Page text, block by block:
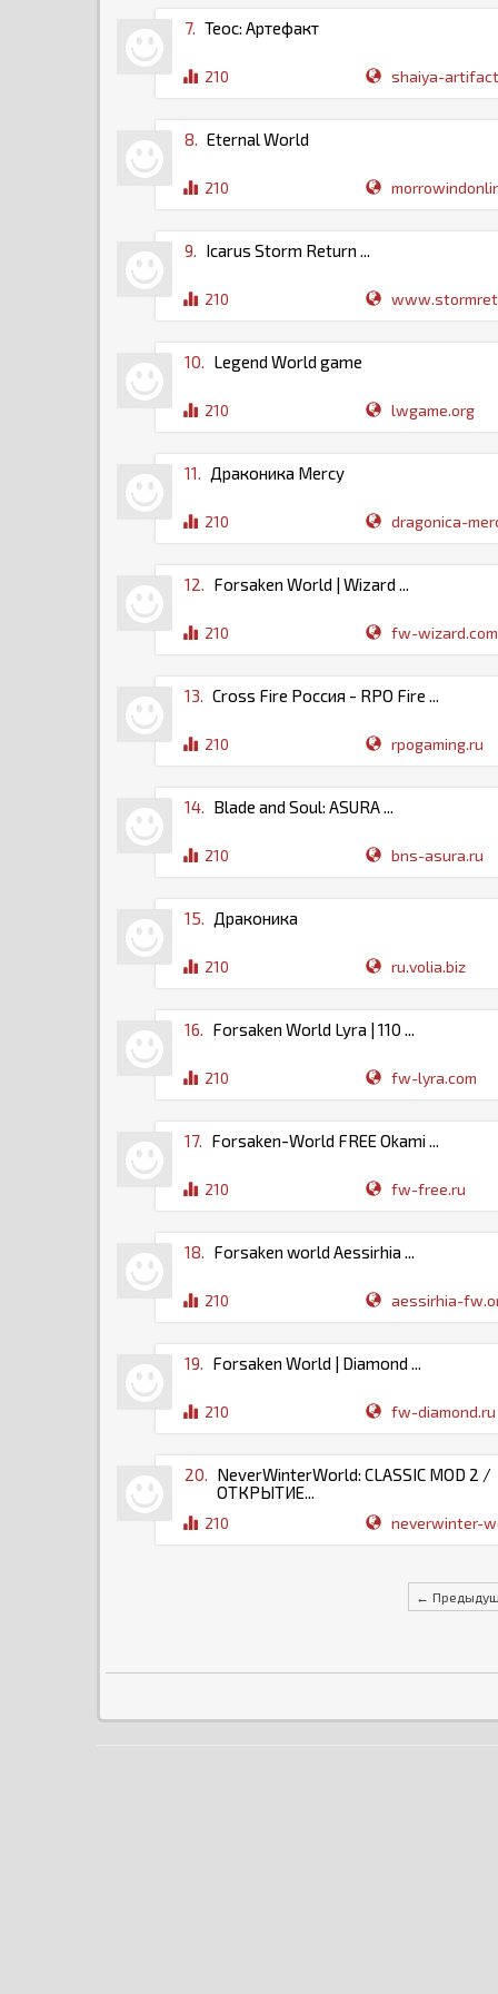
7. Теос: Артефакт
210 shaiya-
8. Eternal World
210
9. Icarus Storm Return ...
210
10. Legend World game
210 lwgame.org
11. Драконика Mercy
210 dragonica-
12. Forsaken World | Wizard ...
210 fw-wizard.com
13. Cross Fire Россия - RPO Fire ...
210 rpogaming.ru
14. Blade and Soul: ASURA ...
210 bns-asura.ru
15. Драконика
210 ru.volia.biz
16. Forsaken World Lyra | 110 ...
210 fw-lyra.com
17. Forsaken-World FREE Okami ...
210 fw-free.ru
18. Forsaken world Aessirhia ...
210 aessirhia-
19. Forsaken World | Diamond ...
210 fw-diamond.ru
20. NeverWinterWorld: CLASSIC MOD 2 /
ОТКРЫТИЕ...
210 neverwinter-
←